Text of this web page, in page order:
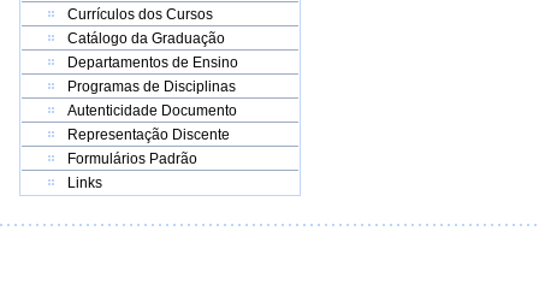
Currículos dos Cursos
Catálogo da Graduação
Departamentos de Ensino
Programas de Disciplinas
Autenticidade Documento
Representação Discente
Formulários Padrão
Links